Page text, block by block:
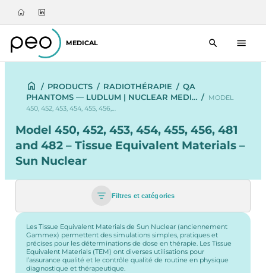
MEDICAL
/ PRODUCTS / RADIOTHÉRAPIE / QA
PHANTOMS — LUDLUM | NUCLEAR MEDI… / MODEL
450, 452, 453, 454, 455, 456,…
Model 450, 452, 453, 454, 455, 456, 481
and 482 – Tissue Equivalent Materials –
Sun Nuclear
Filtres et catégories
Les Tissue Equivalent Materials de Sun Nuclear (anciennement
Gammex) permettent des simulations simples, pratiques et
précises pour les déterminations de dose en thérapie. Les Tissue
Equivalent Materials (TEM) ont diverses utilisations pour
l’assurance qualité et le contrôle qualité de routine en physique
diagnostique et thérapeutique.